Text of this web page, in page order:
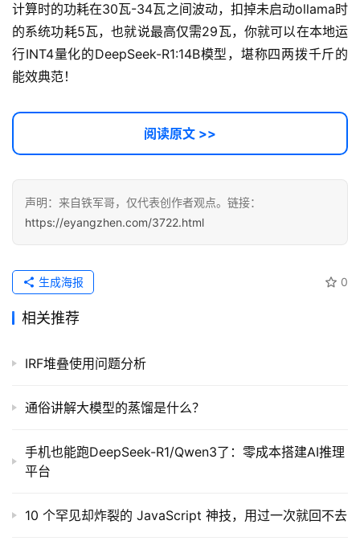
计算时的功耗在30瓦-34瓦之间波动，扣掉未启动ollama时
的系统功耗5瓦，也就说最高仅需29瓦，你就可以在本地运
行INT4量化的DeepSeek-R1:14B模型，堪称四两拨千斤的
能效典范！
阅读原文 >>
声明：来自铁军哥，仅代表创作者观点。链接：
https://eyangzhen.com/3722.html
0
生成海报
相关推荐
IRF堆叠使用问题分析
通俗讲解大模型的蒸馏是什么？
手机也能跑DeepSeek-R1/Qwen3了：零成本搭建AI推理
平台
10 个罕见却炸裂的 JavaScript 神技，用过一次就回不去